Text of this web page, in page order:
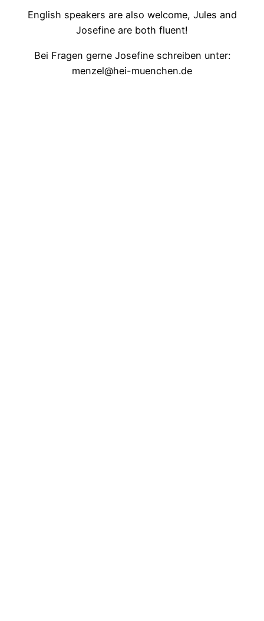
English speakers are also welcome, Jules and
Josefine are both fluent!
Bei Fragen gerne Josefine schreiben unter:
menzel@hei-muenchen.de